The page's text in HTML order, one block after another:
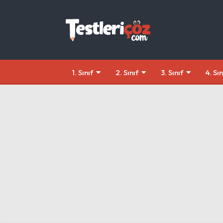
1. Sınıf 2. Sınıf 3. Sınıf 4.